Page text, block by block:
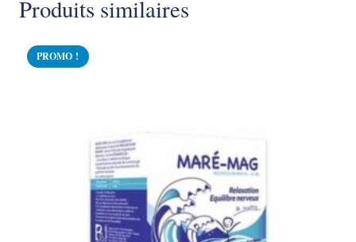
Produits similaires
PROMO !